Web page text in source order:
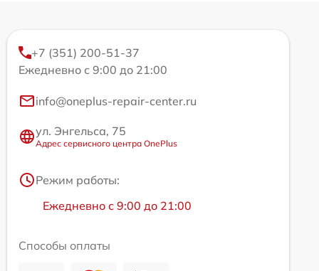
+7 (351) 200-51-37
Ежедневно с 9:00 до 21:00
info@oneplus-repair-center.ru
ул. Энгельса, 75
Адрес сервисного центра OnePlus
Режим работы:
Ежедневно с 9:00 до 21:00
Способы оплаты